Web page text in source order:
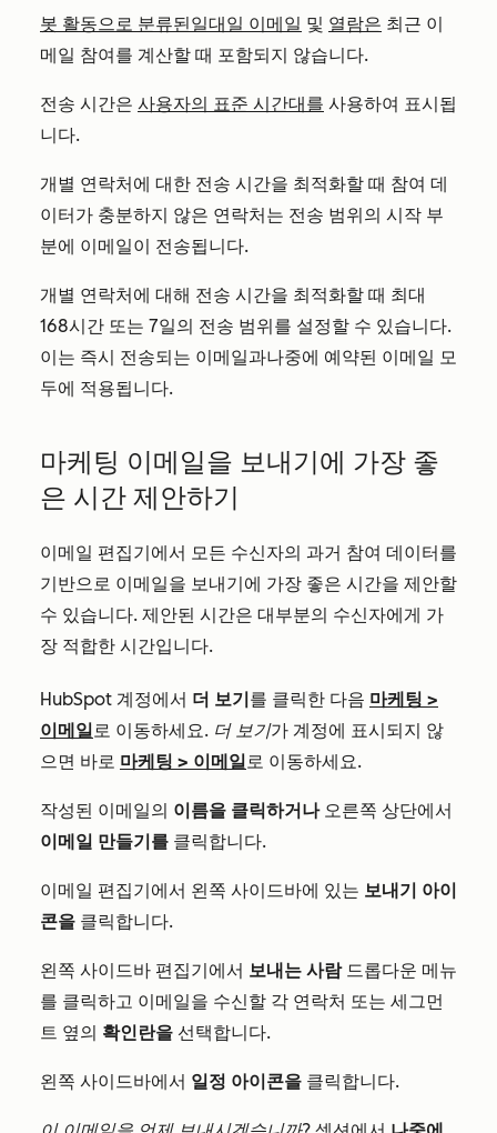
봇 활동으로 분류된일대일 이메일 및 열람은 최근 이
메일 참여를 계산할 때 포함되지 않습니다.
전송 시간은 사용자의 표준 시간대를 사용하여 표시됩
니다.
개별 연락처에 대한 전송 시간을 최적화할 때 참여 데
이터가 충분하지 않은 연락처는 전송 범위의 시작 부
분에 이메일이 전송됩니다.
개별 연락처에 대해 전송 시간을 최적화할 때 최대
168시간 또는 7일의 전송 범위를 설정할 수 있습니다.
이는 즉시 전송되는 이메일과나중에 예약된 이메일 모
두에 적용됩니다.
마케팅 이메일을 보내기에 가장 좋
은 시간 제안하기
이메일 편집기에서 모든 수신자의 과거 참여 데이터를
기반으로 이메일을 보내기에 가장 좋은 시간을 제안할
수 있습니다. 제안된 시간은 대부분의 수신자에게 가
장 적합한 시간입니다.
HubSpot 계정에서 더 보기를 클릭한 다음 마케팅 >
이메일로 이동하세요. 더 보기가 계정에 표시되지 않
으면 바로 마케팅 > 이메일로 이동하세요.
작성된 이메일의 이름을 클릭하거나 오른쪽 상단에서
이메일 만들기를 클릭합니다.
이메일 편집기에서 왼쪽 사이드바에 있는 보내기 아이
콘을 클릭합니다.
왼쪽 사이드바 편집기에서 보내는 사람 드롭다운 메뉴
를 클릭하고 이메일을 수신할 각 연락처 또는 세그먼
트 옆의 확인란을 선택합니다.
왼쪽 사이드바에서 일정 아이콘을 클릭합니다.